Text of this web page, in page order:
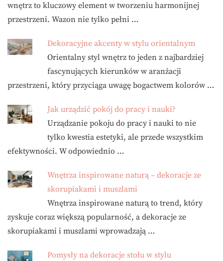
wnętrz to kluczowy element w tworzeniu harmonijnej
przestrzeni. Wazon nie tylko pełni …
Dekoracyjne akcenty w stylu orientalnym
Orientalny styl wnętrz to jeden z najbardziej
fascynujących kierunków w aranżacji
przestrzeni, który przyciąga uwagę bogactwem kolorów …
Jak urządzić pokój do pracy i nauki?
Urządzanie pokoju do pracy i nauki to nie
tylko kwestia estetyki, ale przede wszystkim
efektywności. W odpowiednio …
Wnętrza inspirowane naturą – dekoracje ze
skorupiakami i muszlami
Wnętrza inspirowane naturą to trend, który
zyskuje coraz większą popularność, a dekoracje ze
skorupiakami i muszlami wprowadzają …
Pomysły na dekoracje stołu w stylu